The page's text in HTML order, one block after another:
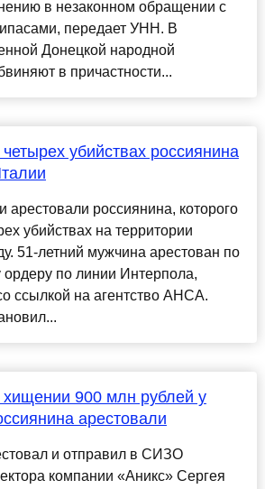
в незаконном обращении с
передает УНН. В
Донецкой народной
в причастности...
убийствах россиянина
арестовали россиянина, которого
убийствах на территории
51-летний мужчина арестован по
по линии Интерпола,
ссылкой на агентство АНСА.
900 млн рублей у
арестовали
и отправил в СИЗО
компании «Аникс» Сергея